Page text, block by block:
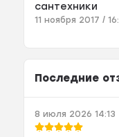
сантехники
11 ноября 2017 /
Последние
8 июля 2026 14:13